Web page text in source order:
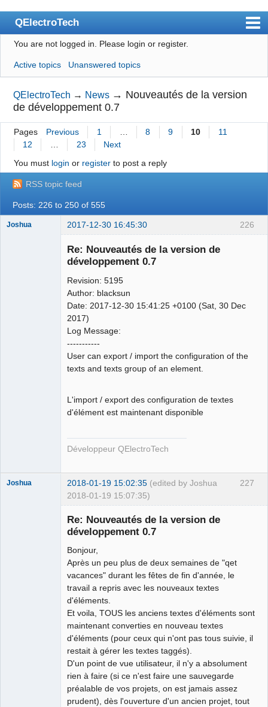
QElectroTech
Index
User list
Search
Register
Login
Wiki
BugTracker
Videos
Manual 0.8_cs
Google_Search
You are not logged in. Please login or register.
Active topics Unanswered topics
QElectroTech → News → Nouveautés de la version
de développement 0.7
Pages Previous 1 8 9 10
11
12
23
Next
You must login or registerto post a reply
RSS topic feed
Posts: 226 to 250 of 555
226
Joshua 2017-12-30 16:45:30
Re: Nouveautés de la version de
développement 0.7
Revision: 5195
Author: blacksun
Date: 2017-12-30 15:41:25 +0100 (Sat, 30 Dec
2017)
Log Message:
-----------
User can export / import the configuration of the
texts and texts group of an element.
L'import / export des configuration de textes
d'élément est maintenant disponible
Développeur QElectroTech
227
Joshua 2018-01-19 15:02:35 (edited by Joshua
2018-01-19 15:07:35)
Re: Nouveautés de la version de
développement 0.7
Bonjour,
Après un peu plus de deux semaines de "qet
vacances" durant les fêtes de fin d'année, le
travail a repris avec les nouveaux textes
d'éléments.
Et voila, TOUS les anciens textes d'éléments sont
maintenant converties en nouveau textes
d'éléments (pour ceux qui n'ont pas tous suivie, il
restait à gérer les textes taggés).
D'un point de vue utilisateur, il n'y a absolument
rien à faire (si ce n'est faire une sauvegarde
préalable de vos projets, on est jamais assez
prudent), dès l'ouverture d'un ancien projet, tout